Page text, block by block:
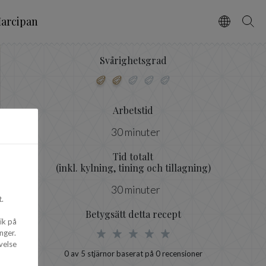
VælgSøg
Svårighetsgrad
Arbetstid
30 minuter
Tid totalt
(inkl. kylning, tining och tillagning)
30 minuter
Betygsätt detta recept
0av 5 stjärnor baserat på 0recensioner
på